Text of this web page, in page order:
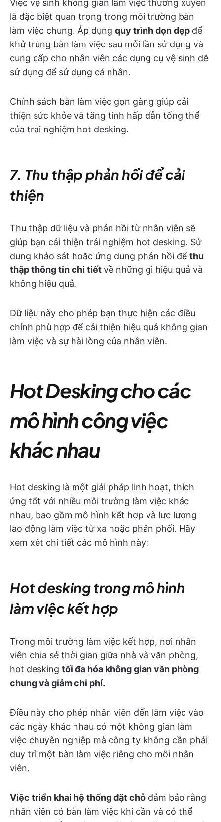
Việc vệ sinh không gian làm việc thường xuyên
là đặc biệt quan trọng trong môi trường bàn
làm việc chung. Áp dụng quy trình dọn dẹp để
khử trùng bàn làm việc sau mỗi lần sử dụng và
cung cấp cho nhân viên các dụng cụ vệ sinh dễ
sử dụng để sử dụng cá nhân.
Chính sách bàn làm việc gọn gàng giúp cải
thiện sức khỏe và tăng tính hấp dẫn tổng thể
của trải nghiệm hot desking.
7. Thu thập phản hồi để cải
thiện
Thu thập dữ liệu và phản hồi từ nhân viên sẽ
giúp bạn cải thiện trải nghiệm hot desking. Sử
dụng khảo sát hoặc ứng dụng phản hồi để thu
thập thông tin chi tiếtvề những gì hiệu quả và
không hiệu quả.
Dữ liệu này cho phép bạn thực hiện các điều
chỉnh phù hợp để cải thiện hiệu quả không gian
làm việc và sự hài lòng của nhân viên.
Hot Desking cho các
mô hình công việc
khác nhau
Hot desking là một giải pháp linh hoạt, thích
ứng tốt với nhiều môi trường làm việc khác
nhau, bao gồm mô hình kết hợp và lực lượng
lao động làm việc từ xa hoặc phân phối. Hãy
xem xét chi tiết các mô hình này:
Hot desking trong mô hình
làm việc kết hợp
Trong môi trường làm việc kết hợp, nơi nhân
viên chia sẻ thời gian giữa nhà và văn phòng,
hot desking tối đa hóa không gian văn phòng
chung và giảm chi phí.
Điều này cho phép nhân viên đến làm việc vào
các ngày khác nhau có một không gian làm
việc chuyên nghiệp mà công ty không cần phải
duy trì một bàn làm việc riêng cho mỗi nhân
viên.
Việc triển khai hệ thống đặt chỗ đảm bảo rằng
nhân viên có bàn làm việc khi cần và có thể